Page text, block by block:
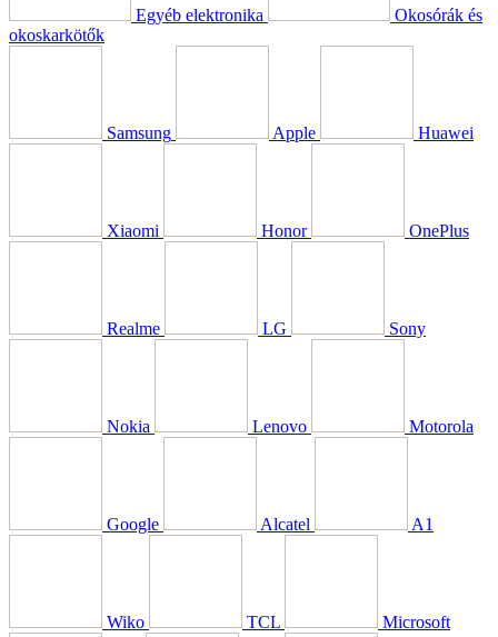
Egyéb elektronika
Okosórák és
okoskarkötők
Samsung Apple Huawei
Xiaomi Honor OnePlus
Realme LG Sony
Nokia Lenovo Motorola
Google Alcatel A1
Wiko TCL Microsoft